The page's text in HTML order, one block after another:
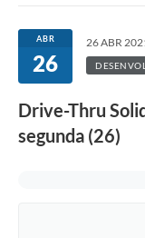
ABR
26
26 ABR
Drive-Thru
segunda (26)